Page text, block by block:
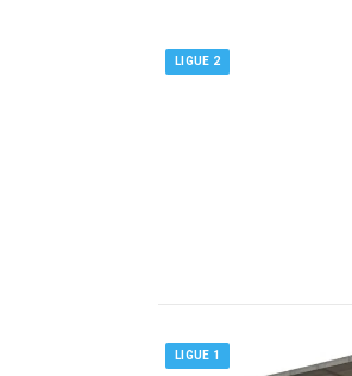
LIGUE 2
LIGUE 1